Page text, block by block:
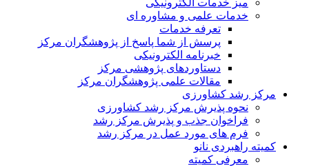
میز خدمات الکترونیکی
خدمات علمی و مشاوره ای
تعرفه خدمات
پرسش از شما پاسخ از پژوهشگران مرکز
خبرنامه الکترونیکی
دستاوردهای پژوهشی مرکز
مقالات علمی پژوهشگران مرکز
مرکز رشد کشاورزی
نحوه پذیرش مرکز رشد کشاورزی
فراخوان جذب و پذیرش مرکز رشد
فرم های مورد عمل در مرکز رشد
کمیته راهبردی نانو
معرفی کمیته